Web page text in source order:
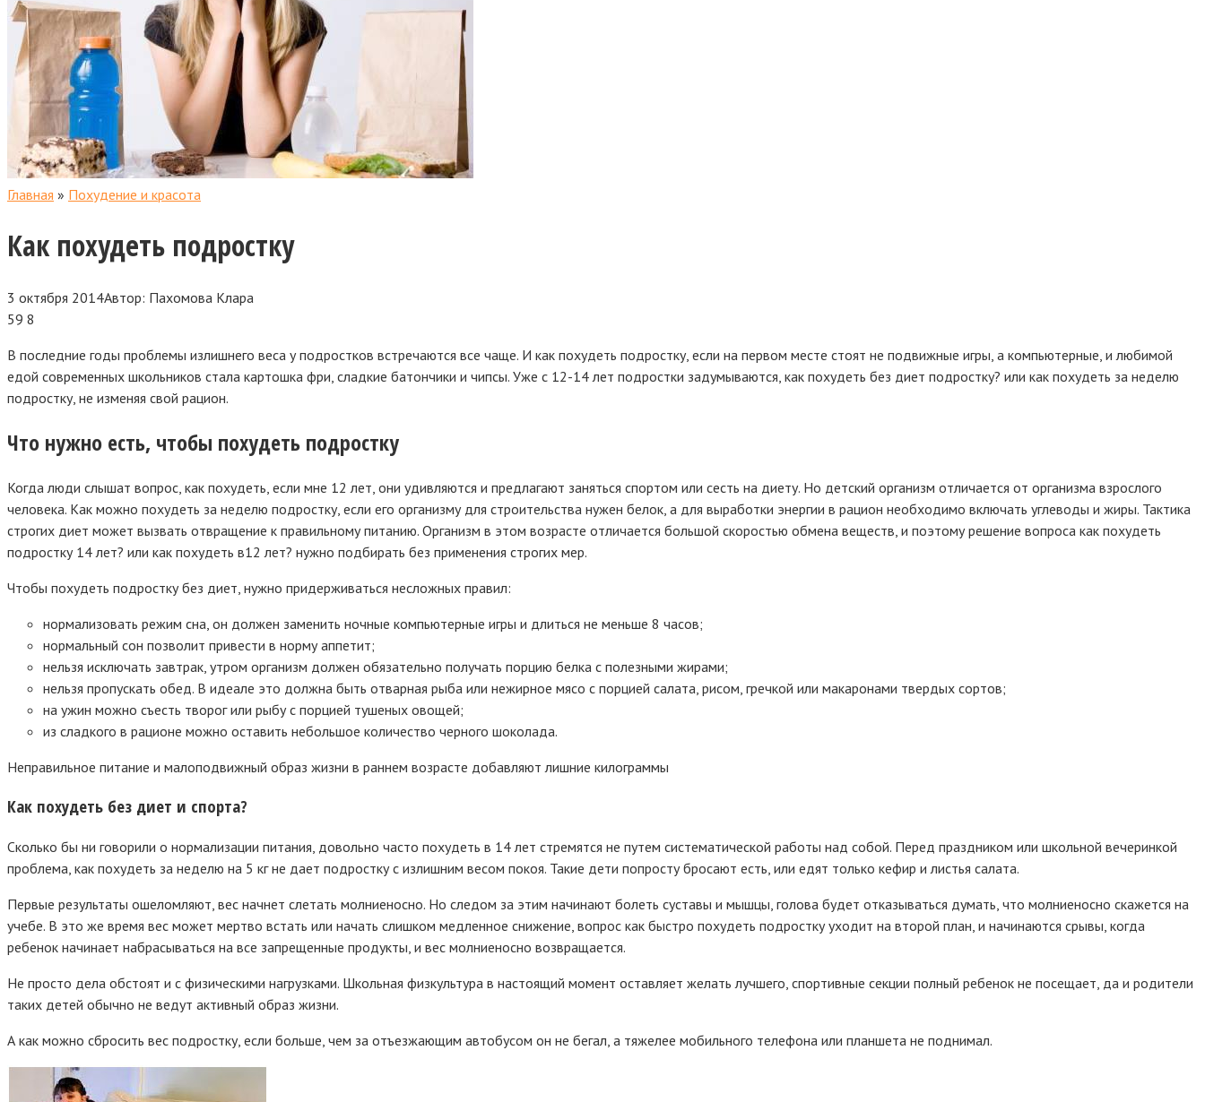
Главная » Похудение и красота
Как похудеть подростку
3 октября 2014Автор: Пахомова Клара
59 8
В последние годы проблемы излишнего веса у подростков встречаются все чаще. И как похудеть подростку, если на первом месте стоят не подвижные игры, а компьютерные, и любимой
едой современных школьников стала картошка фри, сладкие батончики и чипсы. Уже с 12-14 лет подростки задумываются, как похудеть без диет подростку? или как похудеть за неделю
подростку, не изменяя свой рацион.
Что нужно есть, чтобы похудеть подростку
Когда люди слышат вопрос, как похудеть, если мне 12 лет, они удивляются и предлагают заняться спортом или сесть на диету. Но детский организм отличается от организма взрослого
человека. Как можно похудеть за неделю подростку, если его организму для строительства нужен белок, а для выработки энергии в рацион необходимо включать углеводы и жиры. Тактика
строгих диет может вызвать отвращение к правильному питанию. Организм в этом возрасте отличается большой скоростью обмена веществ, и поэтому решение вопроса как похудеть
подростку 14 лет? или как похудеть в12 лет? нужно подбирать без применения строгих мер.
Чтобы похудеть подростку без диет, нужно придерживаться несложных правил:
нормализовать режим сна, он должен заменить ночные компьютерные игры и длиться не меньше 8 часов;
нормальный сон позволит привести в норму аппетит;
нельзя исключать завтрак, утром организм должен обязательно получать порцию белка с полезными жирами;
нельзя пропускать обед. В идеале это должна быть отварная рыба или нежирное мясо с порцией салата, рисом, гречкой или макаронами твердых сортов;
на ужин можно съесть творог или рыбу с порцией тушеных овощей;
из сладкого в рационе можно оставить небольшое количество черного шоколада.
Неправильное питание и малоподвижный образ жизни в раннем возрасте добавляют лишние килограммы
Как похудеть без диет и спорта?
Сколько бы ни говорили о нормализации питания, довольно часто похудеть в 14 лет стремятся не путем систематической работы над собой. Перед праздником или школьной вечеринкой
проблема, как похудеть за неделю на 5 кг не дает подростку с излишним весом покоя. Такие дети попросту бросают есть, или едят только кефир и листья салата.
Первые результаты ошеломляют, вес начнет слетать молниеносно. Но следом за этим начинают болеть суставы и мышцы, голова будет отказываться думать, что молниеносно скажется на
учебе. В это же время вес может мертво встать или начать слишком медленное снижение, вопрос как быстро похудеть подростку уходит на второй план, и начинаются срывы, когда
ребенок начинает набрасываться на все запрещенные продукты, и вес молниеносно возвращается.
Не просто дела обстоят и с физическими нагрузками. Школьная физкультура в настоящий момент оставляет желать лучшего, спортивные секции полный ребенок не посещает, да и родители
таких детей обычно не ведут активный образ жизни.
А как можно сбросить вес подростку, если больше, чем за отъезжающим автобусом он не бегал, а тяжелее мобильного телефона или планшета не поднимал.